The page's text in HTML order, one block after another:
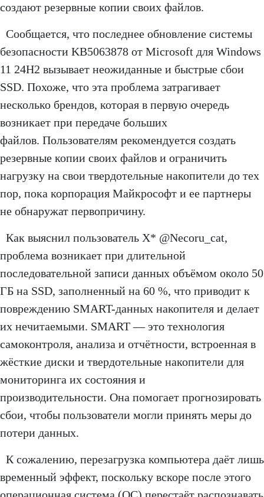
создают резервные копии своих файлов.
Сообщается, что последнее обновление системы
безопасности KB5063878 от Microsoft для Windows
11 24H2 вызывает неожиданные и быстрые сбои
SSD. Похоже, что эта проблема затрагивает
несколько брендов, которая в первую очередь
возникает при передаче больших
файлов. Пользователям рекомендуется создать
резервные копии своих файлов и ограничить
нагрузку на свои твердотельные накопители до тех
пор, пока корпорация Майкрософт и ее партнеры
не обнаружат первопричину.
Как выяснил пользователь X* @Necoru_cat,
проблема возникает при длительной
последовательной записи данных объёмом около 50
ГБ на SSD, заполненный на 60 %, что приводит к
повреждению SMART-данных накопителя и делает
их нечитаемыми. SMART — это технология
самоконтроля, анализа и отчётности, встроенная в
жёсткие диски и твердотельные накопители для
мониторинга их состояния и
производительности. Она помогает прогнозировать
сбои, чтобы пользователи могли принять меры до
потери данных.
К сожалению, перезагрузка компьютера даёт лишь
временный эффект, поскольку вскоре после этого